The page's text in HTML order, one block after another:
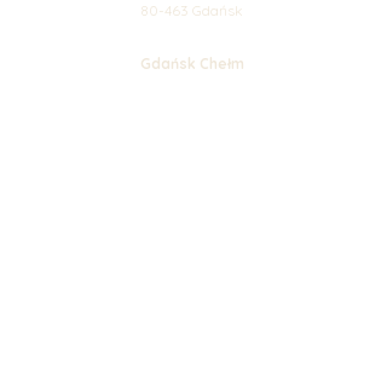
80-463 Gdańsk
Gdańsk Chełm